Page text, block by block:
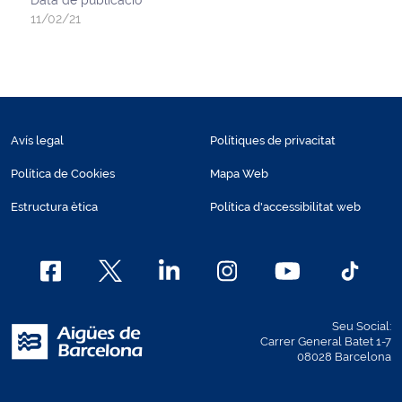
11/02/21
Avís legal
Política de Cookies
Estructura ètica
Polítiques de privacitat
Mapa Web
Política d'accessibilitat web
Seu Social:
Carrer General Batet 1-7
08028 Barcelona